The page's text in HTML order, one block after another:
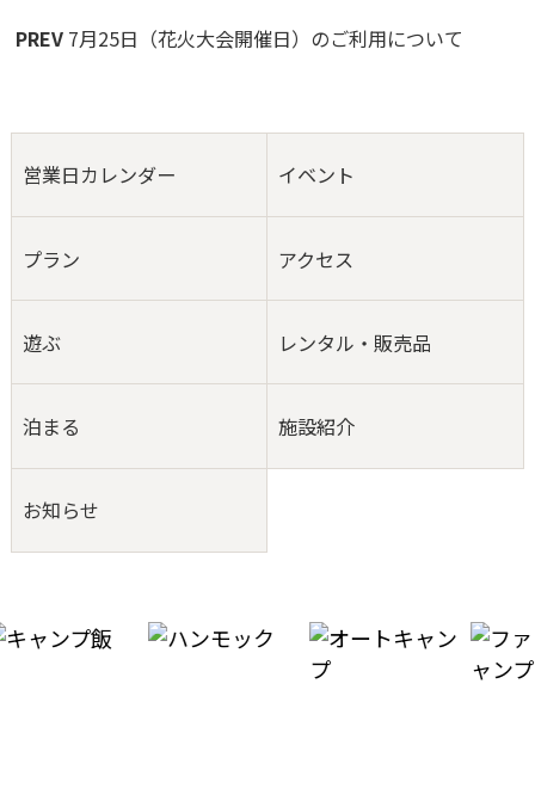
PREV 7月25日（花火大会開催日）のご利用について
営業日カレンダー イベント
プラン アクセス
遊ぶ レンタル・販売品
泊まる 施設紹介
お知らせ